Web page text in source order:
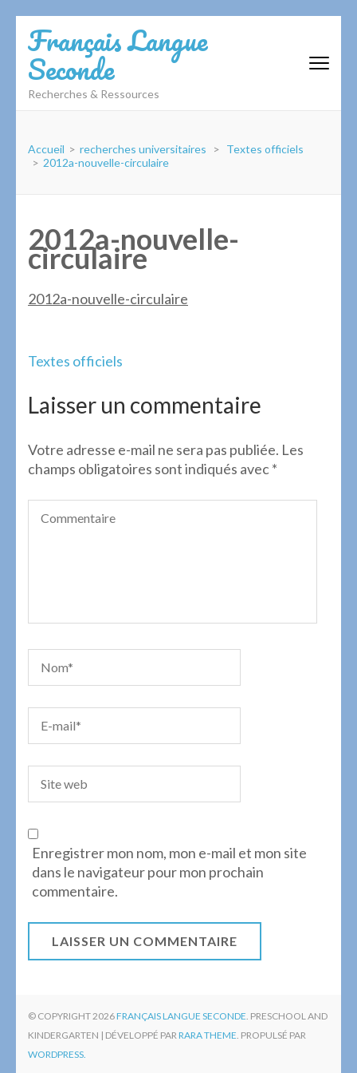
au
contenu
(Pressez
Entrée)
Français Langue
Seconde
Recherches & Ressources
Accueil > recherches universitaires > Textes officiels
> 2012a-nouvelle-circulaire
2012a-nouvelle-
circulaire
2012a-nouvelle-circulaire
Navigation
l’article
Textes officiels
Laisser un commentaire
Votre adresse e-mail ne sera pas publiée. Les
champs obligatoires sont indiqués avec*
Enregistrer mon nom, mon e-mail et mon site
dans le navigateur pour mon prochain
commentaire.
© COPYRIGHT 2026FRANÇAIS LANGUE SECONDE. PRESCHOOL AND
KINDERGARTEN | DÉVELOPPÉ PARRARA THEME. PROPULSÉ PAR
WORDPRESS.